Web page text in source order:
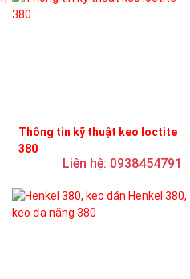
Thông tin kỹ thuật keo loctite
380
Liên hệ: 0938454791